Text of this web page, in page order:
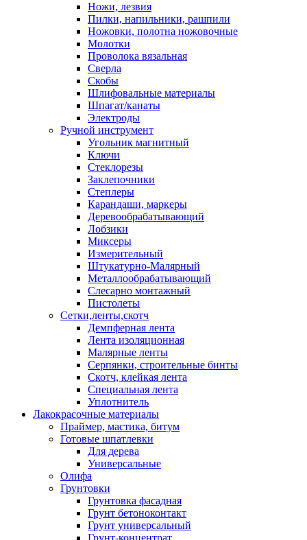
Ножи, лезвия
Пилки, напильники, рашпили
Ножовки, полотна ножовочные
Молотки
Проволока вязальная
Сверла
Скобы
Шлифовальные материалы
Шпагат/канаты
Электроды
Ручной инструмент
Угольник магнитный
Ключи
Стеклорезы
Заклепочники
Степлеры
Карандаши, маркеры
Деревообрабатывающий
Лобзики
Миксеры
Измерительный
Штукатурно-Малярный
Металлообрабатывающий
Слесарно монтажный
Пистолеты
Сетки,ленты,скотч
Демпферная лента
Лента изоляционная
Малярные ленты
Серпянки, строительные бинты
Скотч, клейкая лента
Специальная лента
Уплотнитель
Лакокрасочные материалы
Праймер, мастика, битум
Готовые шпатлевки
Для дерева
Универсальные
Олифа
Грунтовки
Грунтовка фасадная
Грунт бетоноконтакт
Грунт универсальный